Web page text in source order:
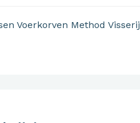
Voerkorven Method Visserij